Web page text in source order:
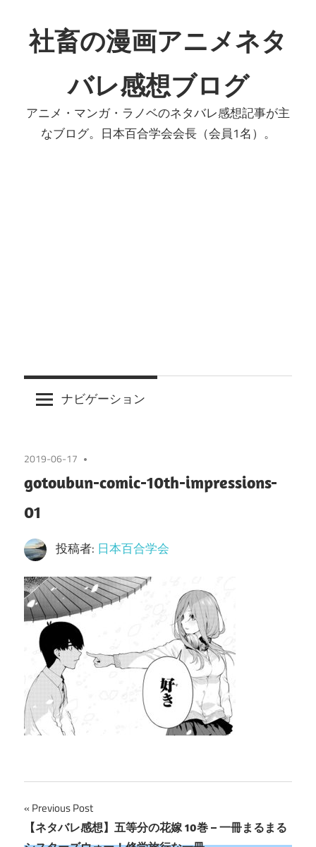
ン
テ
へ
社畜の漫画アニメネタ
バレ感想ブログ
アニメ・マンガ・ラノベのネタバレ感想記事が主
なブログ。日本百合学会会長（会員1名）。
ナビゲーション
2019-06-17
gotoubun-comic-10th-impressions-
01
投稿者: 日本百合学会
投
稿
Previous Post
【ネタバレ感想】五等分の花嫁 10巻 – 一冊まるまる